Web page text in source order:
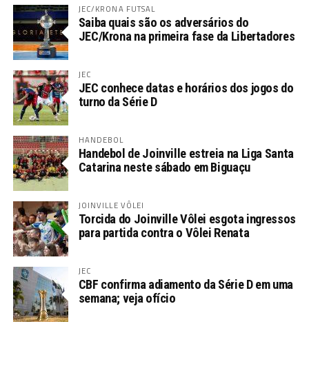
JEC/KRONA FUTSAL
Saiba quais são os adversários do
JEC/Krona na primeira fase da Libertadores
JEC
JEC conhece datas e horários dos jogos do
turno da Série D
HANDEBOL
Handebol de Joinville estreia na Liga Santa
Catarina neste sábado em Biguaçu
JOINVILLE VÔLEI
Torcida do Joinville Vôlei esgota ingressos
para partida contra o Vôlei Renata
JEC
CBF confirma adiamento da Série D em uma
semana; veja ofício